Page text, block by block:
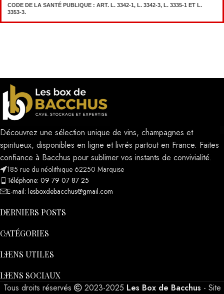
CODE DE LA SANTÉ PUBLIQUE : ART. L. 3342-1, L. 3342-3, L. 3335-1 ET L.
3353-3.
Découvrez une sélection unique de vins, champagnes et
spiritueux, disponibles en ligne et livrés partout en France. Faites
confiance à Bacchus pour sublimer vos instants de convivialité.
185 rue du néolithique 62250 Marquise
Téléphone: 09 79 07 87 25
E-mail: lesboxdebacchus@gmail.com
DERNIERS POSTS
CATÉGORIES
LIENS UTILES
LIENS SOCIAUX
Tous droits réservés 2023-2025 Les Box de Bacchus - Site